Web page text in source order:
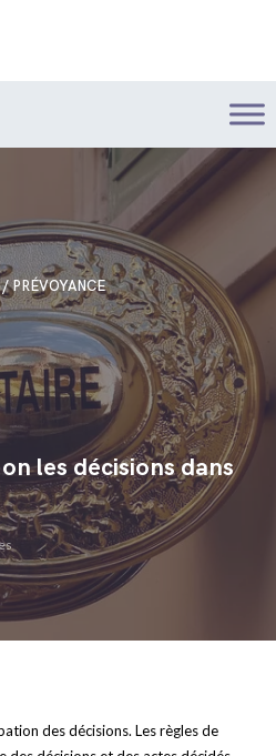
PRÉVOYANCE
les décisions dans
des décisions. Les règles de